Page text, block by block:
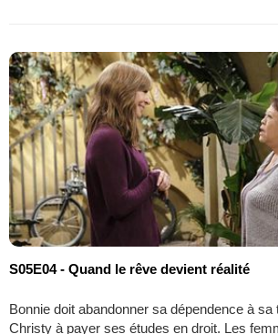
S05E04 - Quand le rêve devient réalité
Bonnie doit abandonner sa dépendence à
Christy à payer ses études en droit. Les